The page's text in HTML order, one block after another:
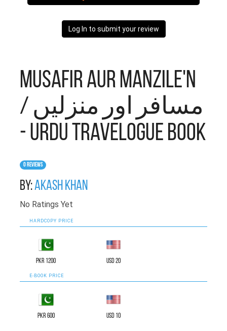
Log In to submit your review
Musafir aur Manzile'n
/ مسافر اور منزلیں
- Urdu travelogue book
0 Reviews
By:Akash Khan
No Ratings Yet
HARDCOPY PRICE
PKR 1200 USD 20
E-BOOK PRICE
PKR 600 USD 10